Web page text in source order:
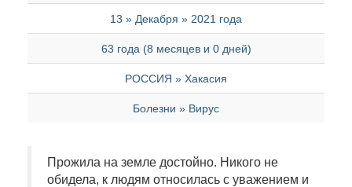
13 » Декабря » 2021 года
63 года (8 месяцев и 0 дней)
РОССИЯ » Хакасия
Болезни » Вирус
Прожила на земле достойно. Никого не
обидела, к людям относилась с уважением и